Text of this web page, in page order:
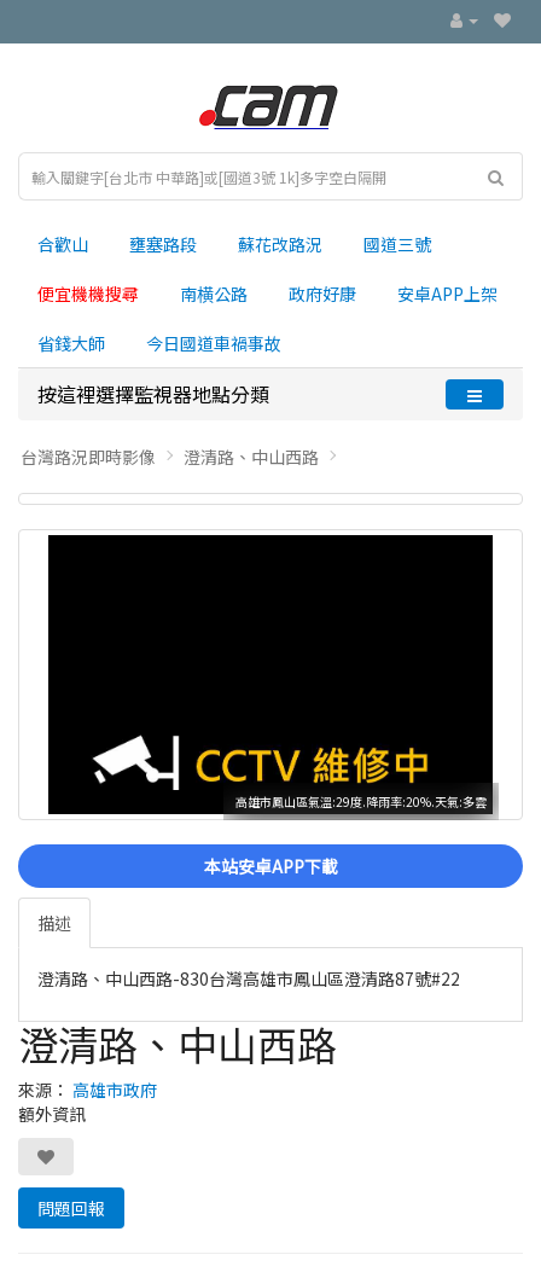
合歡山 壅塞路段 蘇花改路況 國道三號
便宜機機搜尋 南横公路 政府好康 安卓APP上架
省錢大師 今日國道車禍事故
按這裡選擇監視器地點分類
台灣路況即時影像 澄清路、中山西路
高雄市鳳山區氣溫:29度.降雨率:20%.天氣:多雲
本站安卓APP下載
描述
澄清路、中山西路-830台灣高雄市鳳山區澄清路87號#22
澄清路、中山西路
來源： 高雄市政府
額外資訊
問題回報